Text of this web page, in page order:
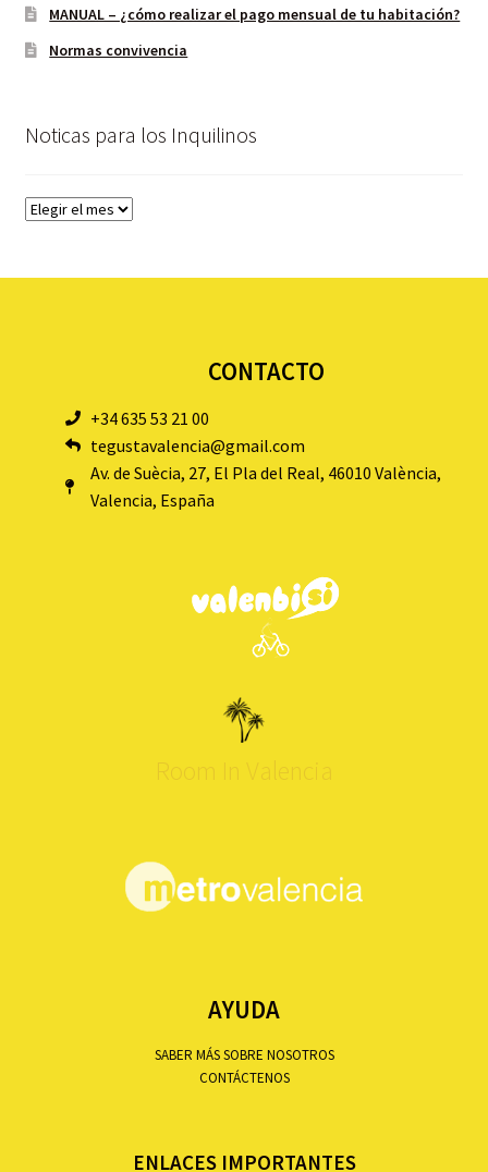
MANUAL – ¿cómo realizar el pago mensual de tu habitación?
Normas convivencia
Noticas para los Inquilinos
CONTACTO
+34 635 53 21 00
tegustavalencia@gmail.com
Av. de Suècia, 27, El Pla del Real, 46010 València,
Valencia, España
Room In Valencia
AYUDA
SABER MÁS SOBRE NOSOTROS
CONTÁCTENOS
ENLACES IMPORTANTES